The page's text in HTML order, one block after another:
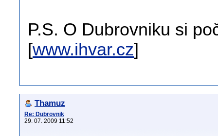
P.S. O Dubrovniku si
[www.ihvar.cz]
Thamuz
Re: Dubrovnik
29. 07. 2009 11:52